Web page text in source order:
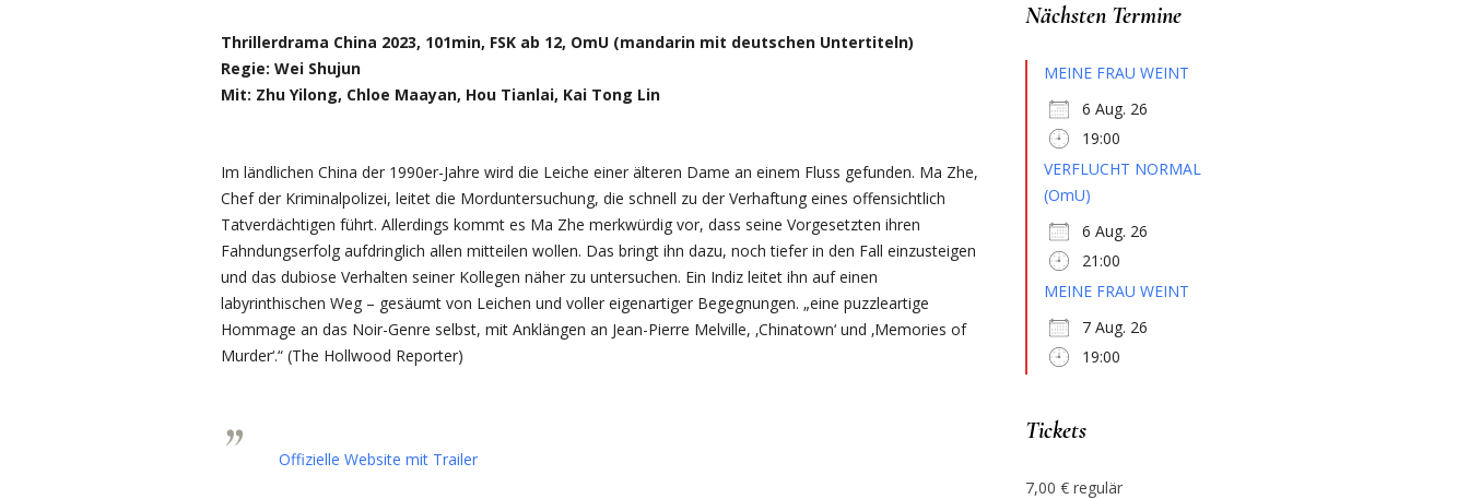
Thrillerdrama China 2023, 101min, FSK ab 12, OmU (mandarin mit deutschen Untertiteln)
Regie: Wei Shujun
Mit: Zhu Yilong, Chloe Maayan, Hou Tianlai, Kai Tong Lin
Im ländlichen China der 1990er-Jahre wird die Leiche einer älteren Dame an einem Fluss gefunden. Ma Zhe,
Chef der Kriminalpolizei, leitet die Morduntersuchung, die schnell zu der Verhaftung eines offensichtlich
Tatverdächtigen führt. Allerdings kommt es Ma Zhe merkwürdig vor, dass seine Vorgesetzten ihren
Fahndungserfolg aufdringlich allen mitteilen wollen. Das bringt ihn dazu, noch tiefer in den Fall einzusteigen
und das dubiose Verhalten seiner Kollegen näher zu untersuchen. Ein Indiz leitet ihn auf einen
labyrinthischen Weg – gesäumt von Leichen und voller eigenartiger Begegnungen. „eine puzzleartige
Hommage an das Noir-Genre selbst, mit Anklängen an Jean-Pierre Melville, ‚Chinatown‘ und ‚Memories of
Murder‘.“ (The Hollwood Reporter)
Offizielle Website mit Trailer
Nächsten Termine
MEINE FRAU WEINT
6 Aug. 26
19:00
VERFLUCHT NORMAL
(OmU)
6 Aug. 26
21:00
MEINE FRAU WEINT
7 Aug. 26
19:00
Tickets
7,00 € regulär